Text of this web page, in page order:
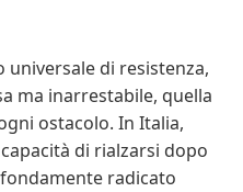
universale di resistenza,
ma inarrestabile, quella
ostacolo. In Italia,
di rialzarsi dopo
radicato